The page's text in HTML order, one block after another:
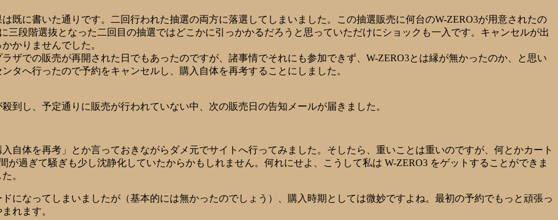
既に書いた通りです。二回行われた抽選の両方に落選してしまいました。この抽選販売に何台のW-ZERO3が用意されたの
三段階選抜となった二回目の抽選ではどこかに引っかかるだろうと思っていただけにショックも一入です。キャンセルが出
かりませんでした。
ザでの販売が再開された日でもあったのですが、諸事情でそれにも参加できず、W-ZERO3とは縁が無かったのか、と思い
タへ行ったので予約をキャンセルし、購入自体を再考することにしました。
到し、予定通りに販売が行われていない中、次の販売日の告知メールが届きました。
自体を再考」とか言っておきながらダメ元でサイトへ行ってみました。そしたら、重いことは重いのですが、何とかカート
過ぎて騒ぎも少し沈静化していたからかもしれません。何れにせよ、こうして私は W-ZERO3 をゲットすることができま
。
になってしまいましたが（基本的には無かったのでしょう）、購入時期としては微妙ですよね。最初の予約でもっと頑張っ
れます。